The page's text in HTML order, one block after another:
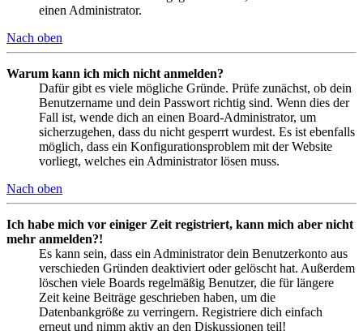
einen Administrator.
Nach oben
Warum kann ich mich nicht anmelden?
Dafür gibt es viele mögliche Gründe. Prüfe zunächst, ob dein
Benutzername und dein Passwort richtig sind. Wenn dies der
Fall ist, wende dich an einen Board-Administrator, um
sicherzugehen, dass du nicht gesperrt wurdest. Es ist ebenfalls
möglich, dass ein Konfigurationsproblem mit der Website
vorliegt, welches ein Administrator lösen muss.
Nach oben
Ich habe mich vor einiger Zeit registriert, kann mich aber nicht
mehr anmelden?!
Es kann sein, dass ein Administrator dein Benutzerkonto aus
verschieden Gründen deaktiviert oder gelöscht hat. Außerdem
löschen viele Boards regelmäßig Benutzer, die für längere
Zeit keine Beiträge geschrieben haben, um die
Datenbankgröße zu verringern. Registriere dich einfach
erneut und nimm aktiv an den Diskussionen teil!